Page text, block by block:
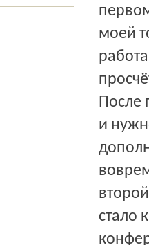
моей
После
и
стало